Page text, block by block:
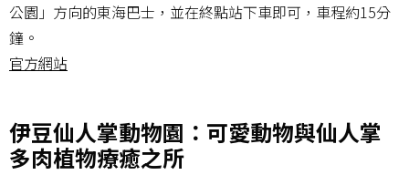
公園」方向的東海巴士，並在終點站下車即可，車程約15分
鐘。
官方網站
伊豆仙人掌動物園：可愛動物與仙人掌
多肉植物療癒之所